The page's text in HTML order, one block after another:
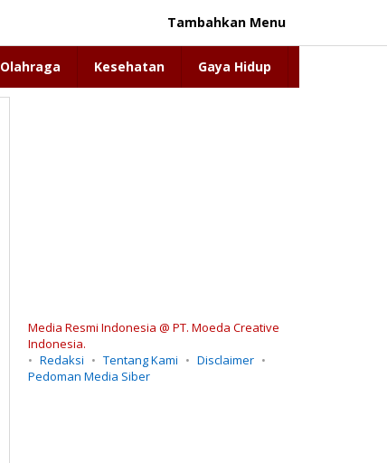
Tambahkan Menu
Olahraga Kesehatan Gaya Hidup
Media Resmi Indonesia @ PT. Moeda Creative
Indonesia.
Redaksi
Tentang Kami
Disclaimer
Pedoman Media Siber